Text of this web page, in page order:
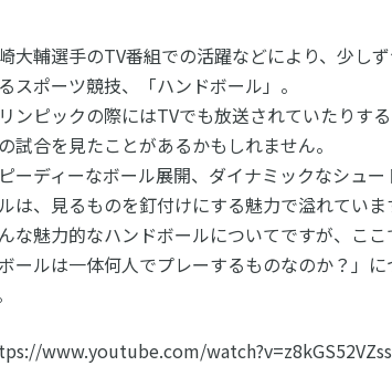
大輔選手のTV番組での活躍などにより、少し
スポーツ競技、「ハンドボール」。
ンピックの際にはTVでも放送されていたりす
試合を見たことがあるかもしれません。
ーディーなボール展開、ダイナミックなシュ
は、見るものを釘付けにする魅力で溢れていま
な魅力的なハンドボールについてですが、こ
ールは一体何人でプレーするものなのか？」
www.youtube.com/watch?v=z8kGS52VZss